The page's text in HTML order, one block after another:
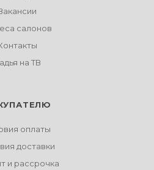
салонов
на ТВ
оплаты
доставки
и рассрочка